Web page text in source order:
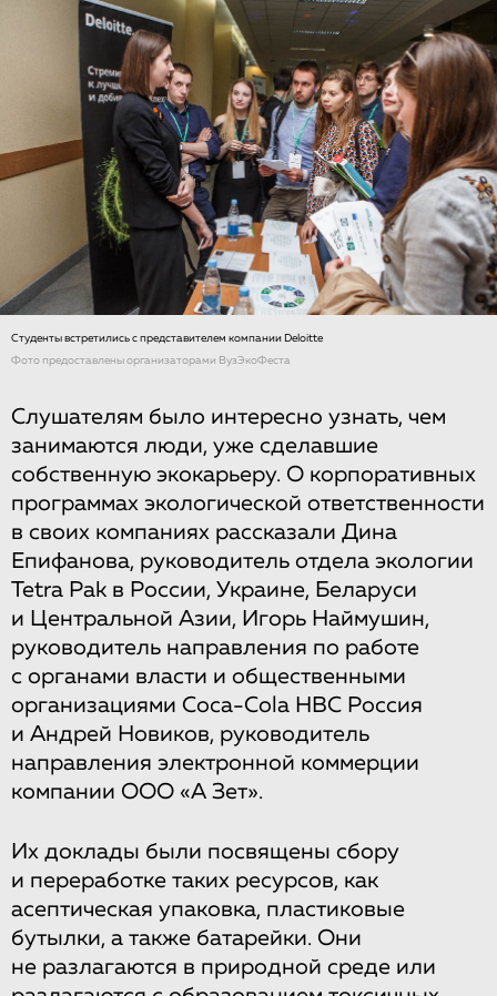
Студенты встретились с представителем компании Deloitte
Фото предоставлены организаторами ВузЭкоФеста
Слушателям было интересно узнать, чем
занимаются люди, уже сделавшие
собственную экокарьеру. О корпоративных
программах экологической ответственности
в своих компаниях рассказали Дина
Епифанова, руководитель отдела экологии
Tetra Pak в России, Украине, Беларуси
и Центральной Азии, Игорь Наймушин,
руководитель направления по работе
с органами власти и общественными
организациями Coca-Cola HBC Россия
и Андрей Новиков, руководитель
направления электронной коммерции
компании ООО «А Зет».
Их доклады были посвящены сбору
и переработке таких ресурсов, как
асептическая упаковка, пластиковые
бутылки, а также батарейки. Они
не разлагаются в природной среде или